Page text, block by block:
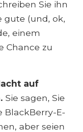
Sie ihn
gute (und, ok,
einem
Chance zu
auf
Sie sagen, Sie
BlackBerry-E-
aber seien